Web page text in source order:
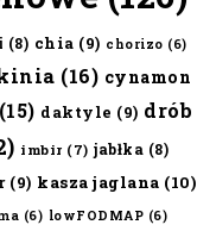
(8) chia (9) chorizo (6)
(16) cynamon
(15) daktyle (9) drób
imbir (7) jabłka (8)
(9) kasza jaglana (10)
(6) lowFODMAP (6)